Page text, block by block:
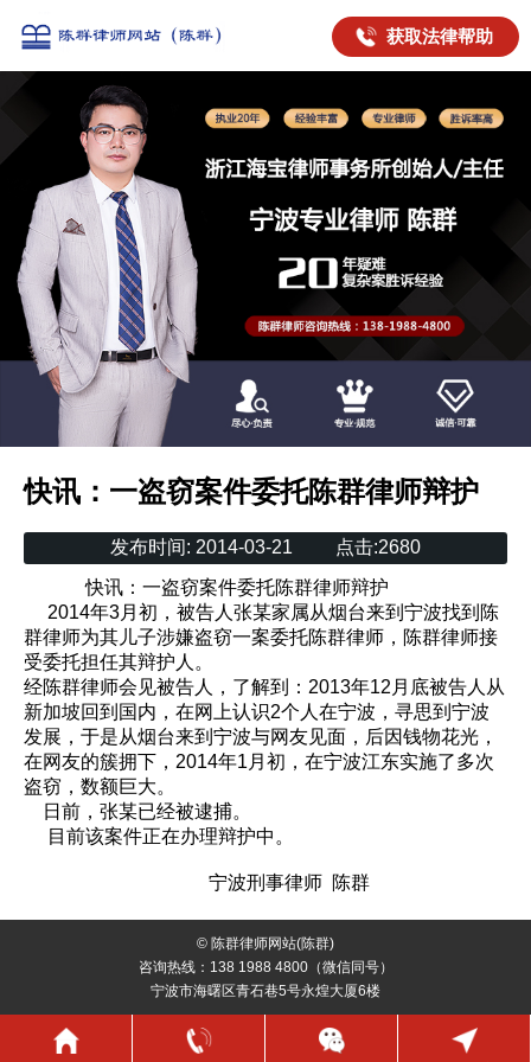
获取法律帮助
快讯：一盗窃案件委托陈群律师辩护
发布时间: 2014-03-21 点击:2680
快讯：一盗窃案件委托陈群律师辩护
2014年3月初，被告人张某家属从烟台来到宁波找到陈
群律师为其儿子涉嫌盗窃一案委托陈群律师，陈群律师接
受委托担任其辩护人。
经陈群律师会见被告人，了解到：2013年12月底被告人从
新加坡回到国内，在网上认识2个人在宁波，寻思到宁波
发展，于是从烟台来到宁波与网友见面，后因钱物花光，
在网友的簇拥下，2014年1月初，在宁波江东实施了多次
盗窃，数额巨大。
日前，张某已经被逮捕。
目前该案件正在办理辩护中。
宁波刑事律师 陈群
© 陈群律师网站(陈群)
咨询热线：138 1988 4800（微信同号）
宁波市海曙区青石巷5号永煌大厦6楼